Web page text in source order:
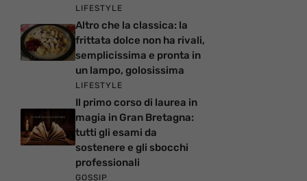
LIFESTYLE
Altro che la classica: la
frittata dolce non ha rivali,
semplicissima e pronta in
un lampo, golosissima
LIFESTYLE
Il primo corso di laurea in
magia in Gran Bretagna:
tutti gli esami da
sostenere e gli sbocchi
professionali
GOSSIP